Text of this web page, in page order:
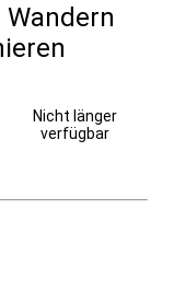
Nicht länger
verfügbar